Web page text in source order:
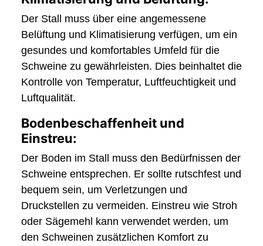
Der Stall muss über eine angemessene
Belüftung und Klimatisierung verfügen, um ein
gesundes und komfortables Umfeld für die
Schweine zu gewährleisten. Dies beinhaltet die
Kontrolle von Temperatur, Luftfeuchtigkeit und
Luftqualität.
Bodenbeschaffenheit und
Einstreu:
Der Boden im Stall muss den Bedürfnissen der
Schweine entsprechen. Er sollte rutschfest und
bequem sein, um Verletzungen und
Druckstellen zu vermeiden. Einstreu wie Stroh
oder Sägemehl kann verwendet werden, um
den Schweinen zusätzlichen Komfort zu